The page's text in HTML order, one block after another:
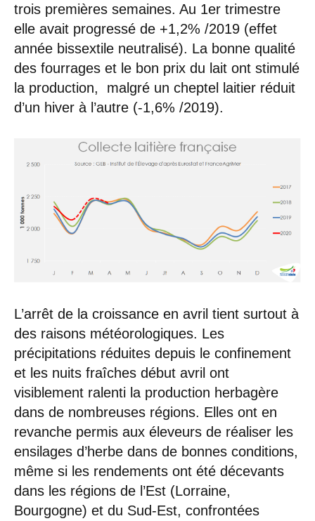
trois premières semaines. Au 1er trimestre
elle avait progressé de +1,2% /2019 (effet
année bissextile neutralisé). La bonne qualité
des fourrages et le bon prix du lait ont stimulé
la production, malgré un cheptel laitier réduit
d’un hiver à l’autre (-1,6% /2019).
L’arrêt de la croissance en avril tient surtout à
des raisons météorologiques. Les
précipitations réduites depuis le confinement
et les nuits fraîches début avril ont
visiblement ralenti la production herbagère
dans de nombreuses régions. Elles ont en
revanche permis aux éleveurs de réaliser les
ensilages d’herbe dans de bonnes conditions,
même si les rendements ont été décevants
dans les régions de l’Est (Lorraine,
Bourgogne) et du Sud-Est, confrontées